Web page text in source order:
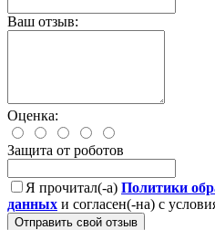
Ваш отзыв:
Оценка:
Защита от роботов
Я прочитал(-а) Политики
данных и согласен(-на) с
Отправить свой отзыв